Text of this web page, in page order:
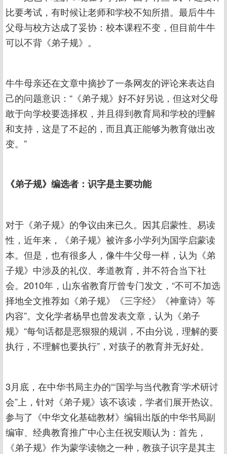
比要考试，有时候让老师和学校不知所措。最后牛牛
父母与校方达成了妥协：校本课程不变，但目前牛牛
可以不背《弟子规》。
牛牛母亲还在文章中摘抄了一条网友的评论来表达自
己的问题意识：“《弟子规》好不好另说，但这对父母
敢于向学校要选择权，并且得到教育局和学校的理解
和支持，这是了不起的，而且真正能够为教育做出改
变。”
《弟子规》编选者：识字是主要功能
对于《弟子规》的争议由来已久。因其启蒙性、易读
性，近年来，《弟子规》被许多小学列为国学启蒙读
本。但是，也有很多人，像牛牛父母一样，认为《弟
子规》中涉及的礼仪、孝道教育，并不符合当下社
会。2010年，山东省教育厅曾专门发文，“不可不加选
择地全文推荐如《弟子规》《三字经》《神童诗》等
内容”。文化学者杨早也曾发表文章，认为《弟子
规》“每句话都是恶狠狠的规训，不由分说，理解的要
执行，不理解也要执行”，对孩子的教育并无好处。
3月底，在中华书局主办的“‘国学与当代教育’学术研讨
会”上，针对《弟子规》该不该读，学者们展开热议。
参与了《中华文化基础教材》编辑出版的中华书局副
编审、经典教育推广中心主任祝安顺认为：首先，
《弟子规》作为蒙学读物之一种，教孩子识字是其主